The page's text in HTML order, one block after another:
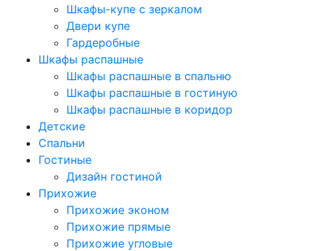
Шкафы-купе с зеркалом
Двери купе
Гардеробные
Шкафы распашные
Шкафы распашные в спальню
Шкафы распашные в гостиную
Шкафы распашные в коридор
Детские
Спальни
Гостиные
Дизайн гостиной
Прихожие
Прихожие эконом
Прихожие прямые
Прихожие угловые